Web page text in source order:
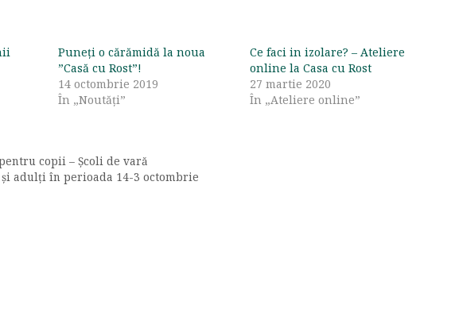
Puneți o cărămidă la noua
”Casă cu Rost”!
14 octombrie 2019
În „Noutăți”
Ce faci in izolare? – Ateliere
online la Casa cu Rost
27 martie 2020
În „Ateliere online”
copii – Școli de vară
adulți în perioada 14-3 octombrie